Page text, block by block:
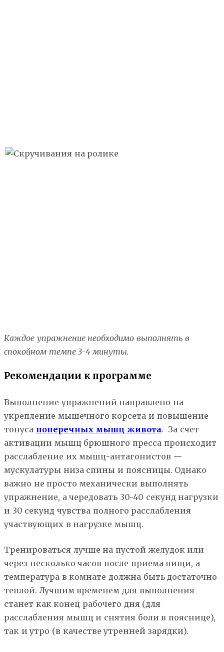
Каждое упражнение необходимо выполнять в
спокойном темпе 3-4 минуты.
Рекомендации к программе
Выполнение упражнений направлено на
укрепление мышечного корсета и повышение
тонуса поперечных мышц живота. За счет
активации мышц брюшного пресса происходит
расслабление их мышц-антагонистов —
мускулатуры низа спины и поясницы. Однако
важно не просто механически выполнять
упражнение, а чередовать 30-40 секунд нагрузки
и 30 секунд чувства полного расслабления
участвующих в нагрузке мышц.
Тренироваться лучше на пустой желудок или
через несколько часов после приема пищи, а
температура в комнате должна быть достаточно
теплой. Лучшим временем для выполнения
станет как конец рабочего дня (для
расслабления мышц и снятия боли в пояснице),
так и утро (в качестве утренней зарядки).